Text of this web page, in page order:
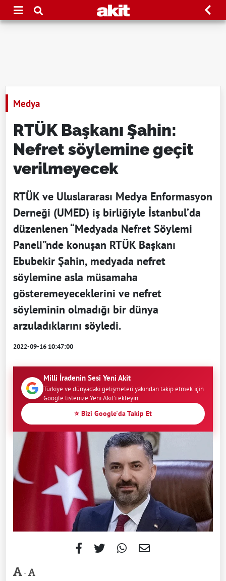
Medya
RTÜK Başkanı Şahin:
Nefret söylemine geçit
verilmeyecek
RTÜK ve Uluslararası Medya Enformasyon
Derneği (UMED) iş birliğiyle İstanbul’da
düzenlenen “Medyada Nefret Söylemi
Paneli”nde konuşan RTÜK Başkanı
Ebubekir Şahin, medyada nefret
söylemine asla müsamaha
gösteremeyeceklerini ve nefret
söyleminin olmadığı bir dünya
arzuladıklarını söyledi.
2022-09-16 10:47:00
Milli İradenin Sesi Yeni Akit
Türkiye ve dünyadaki gelişmeleri yakından takip etmek için
Google listenize Yeni Akit'i ekleyin.
⭐ Bizi Google'da Takip Et
-